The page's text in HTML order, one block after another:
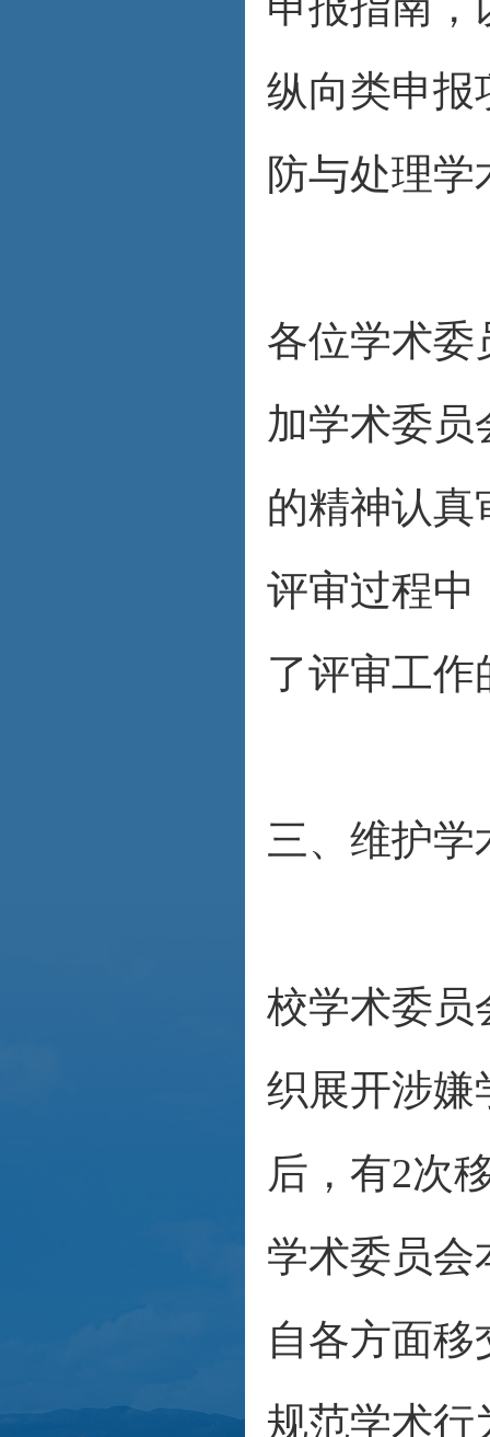
纵向类申报
防与处理
各位学术委
加学术委员
的精神认真
评审过程中
了评审工
三、维护
校学术委员
织展开涉嫌
后，有2次
学术委员会
自各方面
规范学术行